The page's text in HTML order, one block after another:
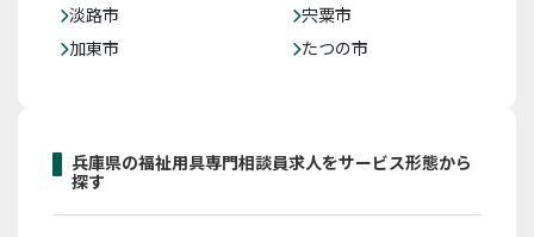
淡路市
宍粟市
加東市
たつの市
兵庫県の福祉用具専門相談員求人をサービス形態から
探す